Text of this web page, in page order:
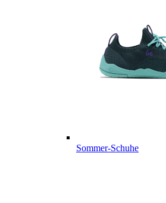
Sommer-Schuhe